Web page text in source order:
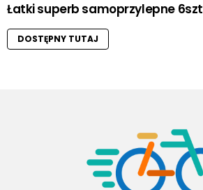
Łatki superb samoprzylepne 6szt
DOSTĘPNY TUTAJ